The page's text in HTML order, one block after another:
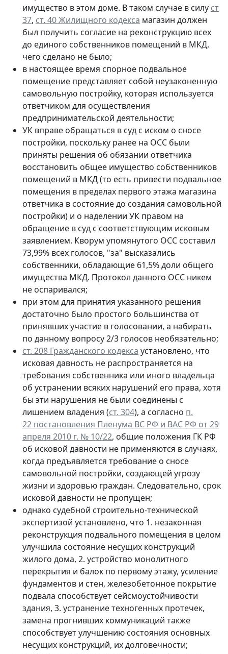
имущество в этом доме. В таком случае в силу ст
37, ст. 40 Жилищного кодекса магазин должен
был получить согласие на реконструкцию всех
до единого собственников помещений в МКД,
чего сделано не было;
в настоящее время спорное подвальное
помещение представляет собой неузаконенную
самовольную постройку, которая используется
ответчиком для осуществления
предпринимательской деятельности;
УК вправе обращаться в суд с иском о сносе
постройки, поскольку ранее на ОСС были
приняты решения об обязании ответчика
восстановить общее имущество собственников
помещений в МКД (то есть привести подвальное
помещения в пределах первого этажа магазина
ответчика в состояние до создания самовольной
постройки) и о наделении УК правом на
обращение в суд с соответствующим исковым
заявлением. Кворум упомянутого ОСС составил
73,99% всех голосов, "за" высказались
собственники, обладающие 61,5% доли общего
имущества МКД. Протокол данного ОСС никем
не оспаривался;
при этом для принятия указанного решения
достаточно было простого большинства от
принявших участие в голосовании, а набирать
по данному вопросу 2/3 голосов необязательно;
ст. 208 Гражданского кодекса установлено, что
исковая давность не распространяется на
требования собственника или иного владельца
об устранении всяких нарушений его права, хотя
бы эти нарушения не были соединены с
лишением владения (ст. 304), а согласно п.
22 постановления Пленума ВС РФ и ВАС РФ от 29
апреля 2010 г. № 10/22, общие положения ГК РФ
об исковой давности не применяются в случаях,
когда предъявляется требование о сносе
самовольной постройки, создающей угрозу
жизни и здоровью граждан. Следовательно, срок
исковой давности не пропущен;
однако судебной строительно-технической
экспертизой установлено, что 1. незаконная
реконструкция подвального помещения в целом
улучшила состояние несущих конструкций
жилого дома, 2. устройство монолитного
перекрытия и балок по первому этажу, усиление
фундаментов и стен, железобетонное покрытие
подвала способствует сейсмоустойчивости
здания, 3. устранение техногенных протечек,
замена прогнивших коммуникаций также
способствует улучшению состояния основных
несущих конструкций, их долговечности;